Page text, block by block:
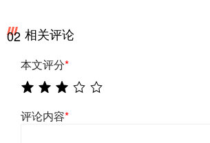
02 相关评论
本文评分*
评论内容*